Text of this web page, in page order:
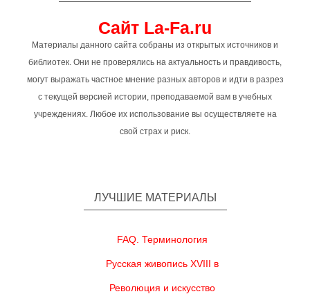
Сайт La-Fa.ru
Материалы данного сайта собраны из открытых источников и
библиотек. Они не проверялись на актуальность и правдивость,
могут выражать частное мнение разных авторов и идти в разрез
с текущей версией истории, преподаваемой вам в учебных
учреждениях. Любое их использование вы осуществляете на
свой страх и риск.
ЛУЧШИЕ МАТЕРИАЛЫ
FAQ. Терминология
Русская живопись XVIII в
Революция и искусство